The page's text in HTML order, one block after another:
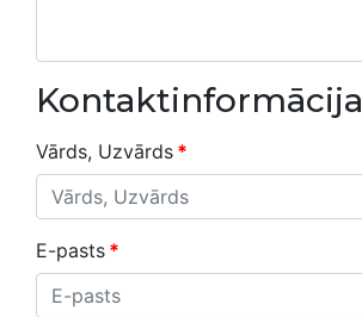
Kontaktinformācija
Vārds, Uzvārds *
E-pasts *